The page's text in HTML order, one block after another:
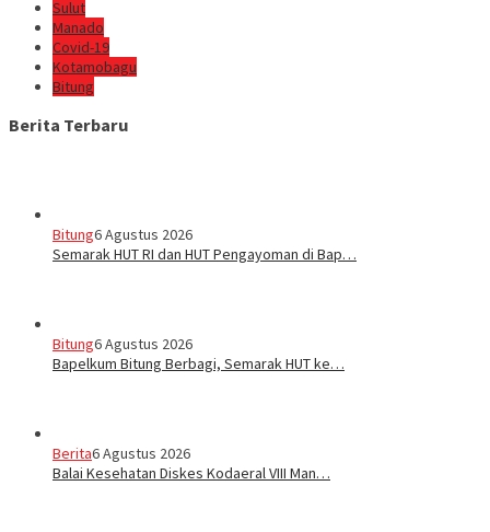
Sulut
Manado
Covid-19
Kotamobagu
Bitung
Berita Terbaru
Bitung6 Agustus 2026
Semarak HUT RI dan HUT Pengayoman di Bap…
Bitung6 Agustus 2026
‎Bapelkum Bitung Berbagi, Semarak HUT ke…
Berita6 Agustus 2026
Balai Kesehatan Diskes Kodaeral VIII Man…